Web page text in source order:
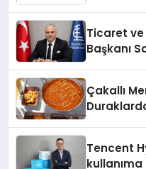
Ticaret ve
Başkanı
Çakallı
Tencent